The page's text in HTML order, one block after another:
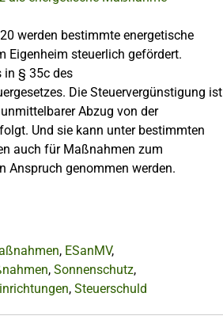
werden bestimmte energetische
Eigenheim steuerlich gefördert.
in § 35c des
Die Steuervergünstigung ist
Abzug von der
Und sie kann unter bestimmten
auch für Maßnahmen zum
Anspruch genommen werden.
, ESanMV,
, Sonnenschutz,
, Steuerschuld